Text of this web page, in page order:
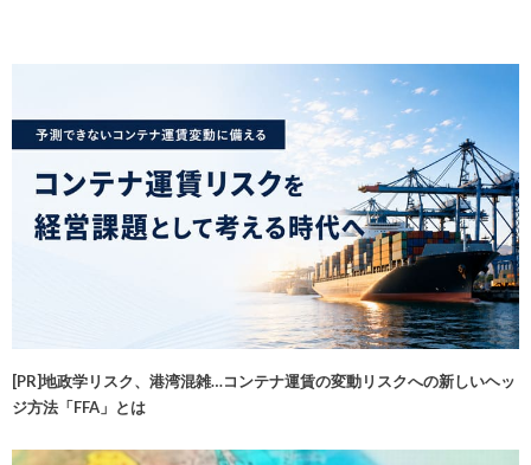
[PR]地政学リスク、港湾混雑…コンテナ運賃の変動リスクへの新しいヘッ
ジ方法「FFA」とは